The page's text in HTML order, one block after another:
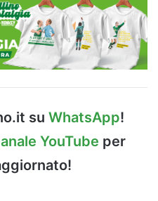
su WhatsApp!
YouTube per